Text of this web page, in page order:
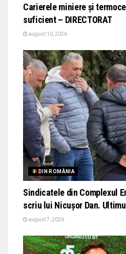
Carierele miniere și
suficient – DIRECTORAT
august 10, 2026
DIN ROMÂNIA
Sindicatele din Complexul
scriu lui Nicușor Dan.
august 7, 2026